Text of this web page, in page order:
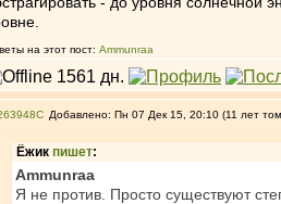
на этот пост: Ammunraa
Добавлено: Пн 07 Дек 15, 20:10 (11 лет
Ёжик пишет:
Ammunraa
Я не против. Просто существуют